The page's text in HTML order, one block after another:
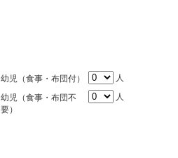
幼児（食事・布団付）
人
幼児（食事・布団不
要）
人